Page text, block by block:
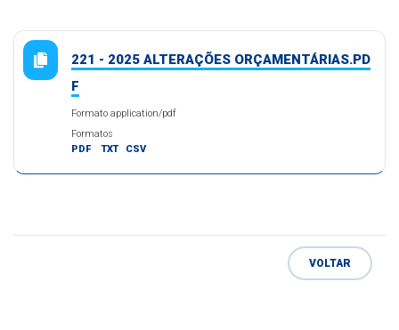
221 - 2025 ALTERAÇÕES ORÇAMENTÁRIAS.PD
F
Formato application/pdf
Formatos
PDF
TXT CSV
VOLTAR